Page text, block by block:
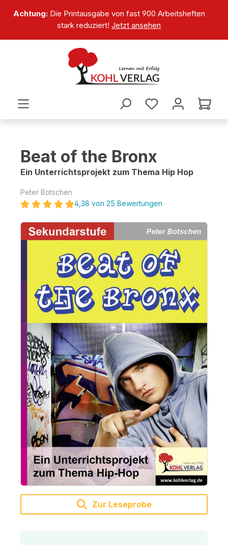
springen
Achtung:Die Printausgabe von fast 900 Arbeitsheften
stark reduziert! Jetzt ansehen
Beat of the Bronx
Ein Unterrichtsprojekt zum Thema Hip Hop
Peter Botschen
4,38 von 25 Bewertungen
Bildergalerie überspringen
Zur Leseprobe